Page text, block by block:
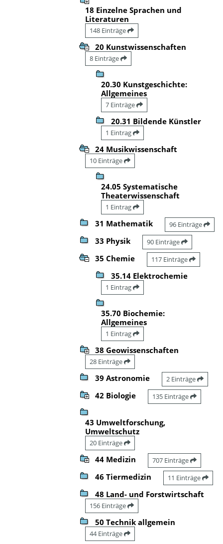
18 Einzelne Sprachen und
Literaturen
148 Einträge
20 Kunstwissenschaften
8 Einträge
20.30 Kunstgeschichte:
Allgemeines
7 Einträge
20.31 Bildende Künstler
1 Eintrag
24 Musikwissenschaft
10 Einträge
24.05 Systematische
Theaterwissenschaft
1 Eintrag
31 Mathematik 96 Einträge
33 Physik 90 Einträge
35 Chemie 117 Einträge
35.14 Elektrochemie
1 Eintrag
35.70 Biochemie:
Allgemeines
1 Eintrag
38 Geowissenschaften
28 Einträge
39 Astronomie 2 Einträge
42 Biologie 135 Einträge
43 Umweltforschung,
Umweltschutz
20 Einträge
44 Medizin 707 Einträge
46 Tiermedizin 11 Einträge
48 Land- und Forstwirtschaft
156 Einträge
50 Technik allgemein
44 Einträge